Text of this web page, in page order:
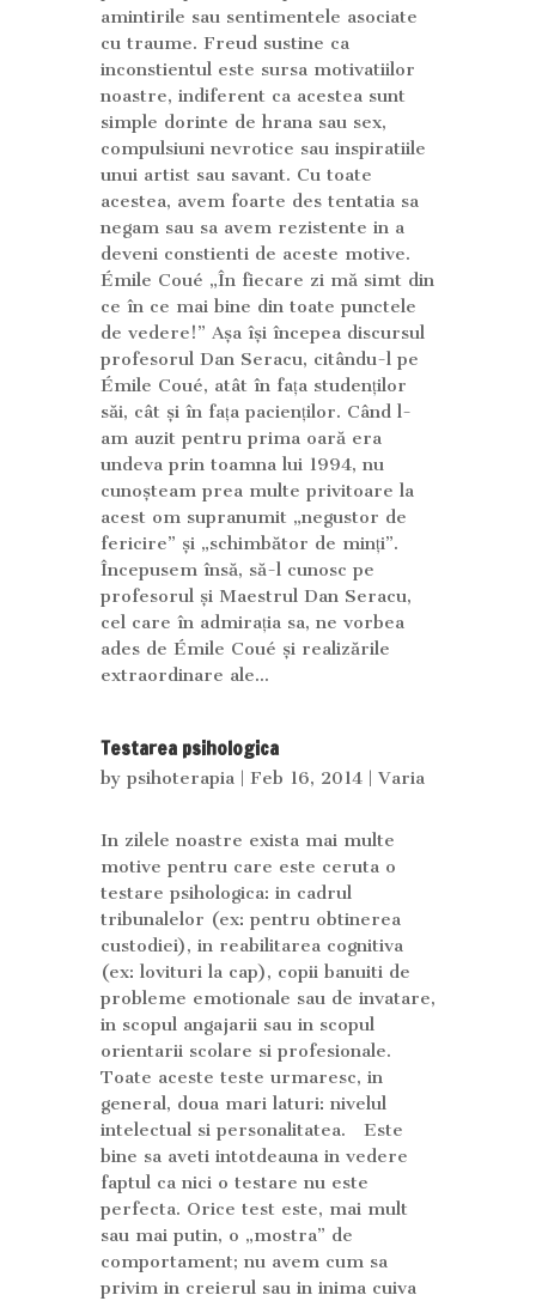
amintirile sau sentimentele asociate
cu traume. Freud sustine ca
inconstientul este sursa motivatiilor
noastre, indiferent ca acestea sunt
simple dorinte de hrana sau sex,
compulsiuni nevrotice sau inspiratiile
unui artist sau savant. Cu toate
acestea, avem foarte des tentatia sa
negam sau sa avem rezistente in a
deveni constienti de aceste motive.
Émile Coué „În fiecare zi mă simt din
ce în ce mai bine din toate punctele
de vedere!” Așa își începea discursul
profesorul Dan Seracu, citându-l pe
Émile Coué, atât în fața studenților
săi, cât și în fața pacienților. Când l-
am auzit pentru prima oară era
undeva prin toamna lui 1994, nu
cunoșteam prea multe privitoare la
acest om supranumit „negustor de
fericire” și „schimbător de minți”.
Începusem însă, să-l cunosc pe
profesorul și Maestrul Dan Seracu,
cel care în admirația sa, ne vorbea
ades de Émile Coué și realizările
extraordinare ale...
Testarea psihologica
by psihoterapia | Feb 16, 2014 | Varia
In zilele noastre exista mai multe
motive pentru care este ceruta o
testare psihologica: in cadrul
tribunalelor (ex: pentru obtinerea
custodiei), in reabilitarea cognitiva
(ex: lovituri la cap), copii banuiti de
probleme emotionale sau de invatare,
in scopul angajarii sau in scopul
orientarii scolare si profesionale.
Toate aceste teste urmaresc, in
general, doua mari laturi: nivelul
intelectual si personalitatea. Este
bine sa aveti intotdeauna in vedere
faptul ca nici o testare nu este
perfecta. Orice test este, mai mult
sau mai putin, o „mostra” de
comportament; nu avem cum sa
privim in creierul sau in inima cuiva